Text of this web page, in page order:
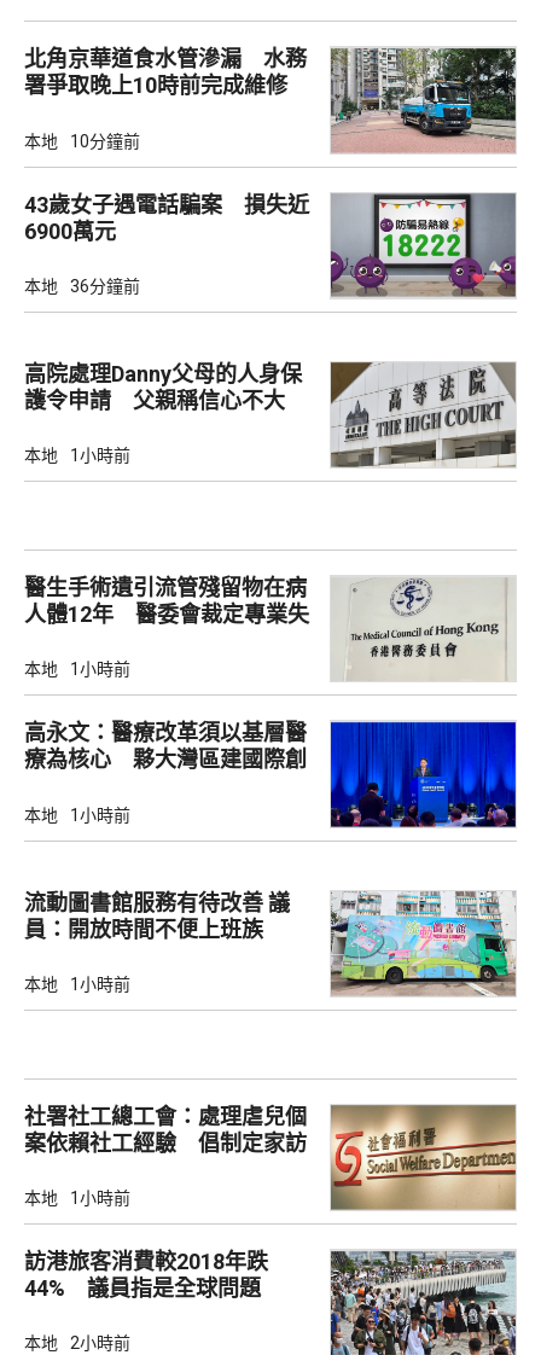
北角京華道食水管滲漏 水務
署爭取晚上10時前完成維修
本地 10分鐘前
43歲女子遇電話騙案 損失近
6900萬元
本地 36分鐘前
高院處理Danny父母的人身保
護令申請 父親稱信心不大
本地 1小時前
醫生手術遺引流管殘留物在病
人體12年 醫委會裁定專業失
本地 1小時前
高永文：醫療改革須以基層醫
療為核心 夥大灣區建國際創
本地 1小時前
流動圖書館服務有待改善 議
員：開放時間不便上班族
本地 1小時前
社署社工總工會：處理虐兒個
案依賴社工經驗 倡制定家訪
本地 1小時前
訪港旅客消費較2018年跌
44% 議員指是全球問題
本地 2小時前